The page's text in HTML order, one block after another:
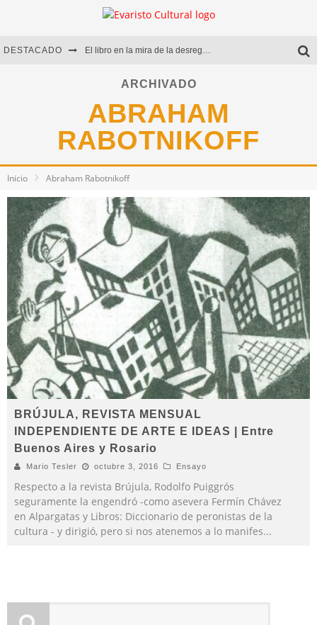
DESTACADO El libro en la mira de la desregulación
Marcelo Rubio | El llovedor
Diego Meret | Hotel Acapulco
Alejandra Correa | La nieve
ARCHIVADO
ABRAHAM
RABOTNIKOFF
Inicio Abraham Rabotnikoff
BRÚJULA, REVISTA MENSUAL
INDEPENDIENTE DE ARTE E IDEAS | Entre
Buenos Aires y Rosario
Mario Tesler octubre 3, 2016 Ensayo
Respecto a la revista Brújula, Rodolfo Puiggrós
seguramente la engendró -como asevera Fermín Chávez
en Alpargatas y Libros: Diccionario de peronistas de la
cultura - y dirigió, pero si nos atenemos a lo manifes...